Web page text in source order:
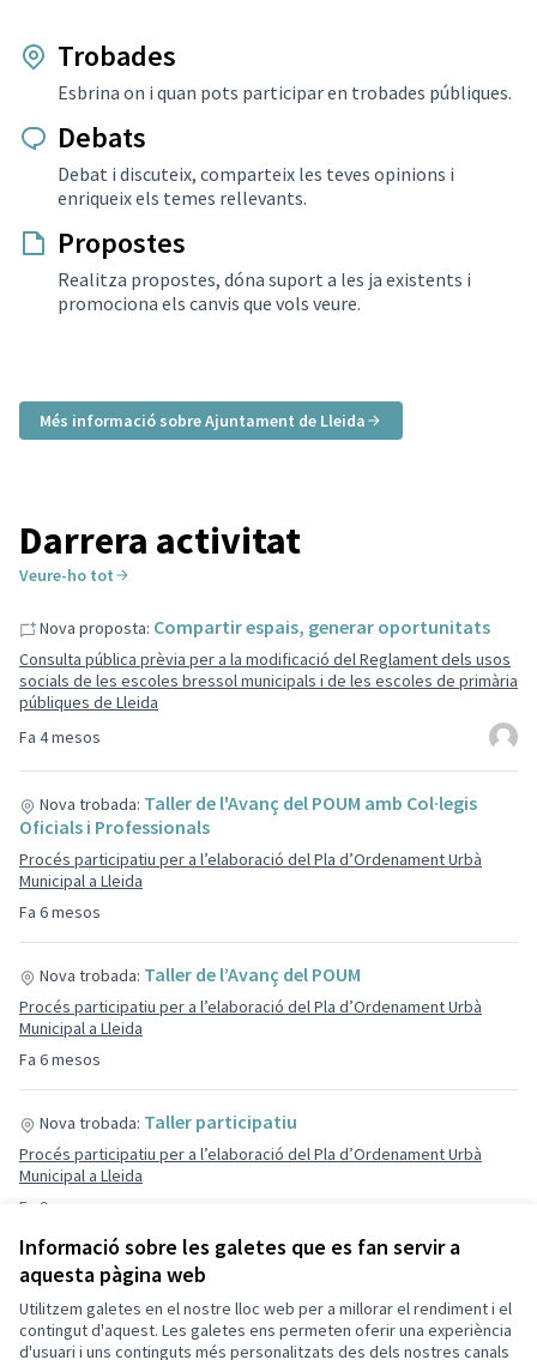
Informació sobre les galetes que es fan servir a
aquesta pàgina web
Utilitzem galetes en el nostre lloc web per a millorar el rendiment i el
contingut d'aquest. Les galetes ens permeten oferir una experiència
d'usuari i uns continguts més personalitzats des dels nostres canals
Trobades
Esbrina on i quan pots participar en trobades públiques.
Debats
Debat i discuteix, comparteix les teves opinions i
enriqueix els temes rellevants.
Propostes
Realitza propostes, dóna suport a les ja existents i
promociona els canvis que vols veure.
Més informació sobre Ajuntament de Lleida
Darrera activitat
Veure-ho tot
Fa 4 mesos
Nova proposta: Compartir espais, generar oportunitats
Consulta pública prèvia per a la modificació del Reglament dels usos
socials de les escoles bressol municipals i de les escoles de primària
públiques de Lleida
Fa 6 mesos
Nova trobada: Taller de l'Avanç del POUM amb Col·legis
Oficials i Professionals
Procés participatiu per a l’elaboració del Pla d’Ordenament Urbà
Municipal a Lleida
Fa 6 mesos
Nova trobada: Taller de l’Avanç del POUM
Procés participatiu per a l’elaboració del Pla d’Ordenament Urbà
Municipal a Lleida
Fa 9 mesos
Nova trobada: Taller participatiu
Procés participatiu per a l’elaboració del Pla d’Ordenament Urbà
Municipal a Lleida
Nova trobada:Presentació del Pacte per la Convivència i el
Civisme i la Carta de Valors
Imaginem Pacte Convivència i Civisme